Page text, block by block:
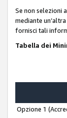
Se non selezioni
mediante
fornisci tali
Tabella dei
Opzione 1